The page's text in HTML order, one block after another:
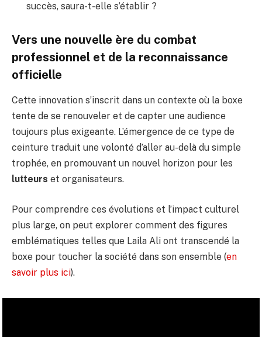
succès, saura-t-elle s’établir ?
Vers une nouvelle ère du combat
professionnel et de la reconnaissance
officielle
Cette innovation s’inscrit dans un contexte où la boxe
tente de se renouveler et de capter une audience
toujours plus exigeante. L’émergence de ce type de
ceinture traduit une volonté d’aller au-delà du simple
trophée, en promouvant un nouvel horizon pour les
lutteurs et organisateurs.
Pour comprendre ces évolutions et l’impact culturel
plus large, on peut explorer comment des figures
emblématiques telles que Laila Ali ont transcendé la
boxe pour toucher la société dans son ensemble (en
savoir plus ici).